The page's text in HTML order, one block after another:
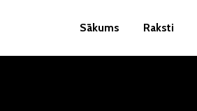
Sākums Raksti